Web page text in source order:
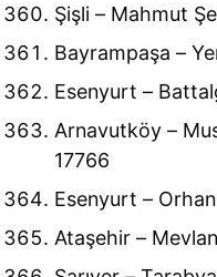
Şişli – Mahmut
Bayrampaşa –
Esenyurt –
Arnavutköy –
17766
Esenyurt –
Ataşehir –